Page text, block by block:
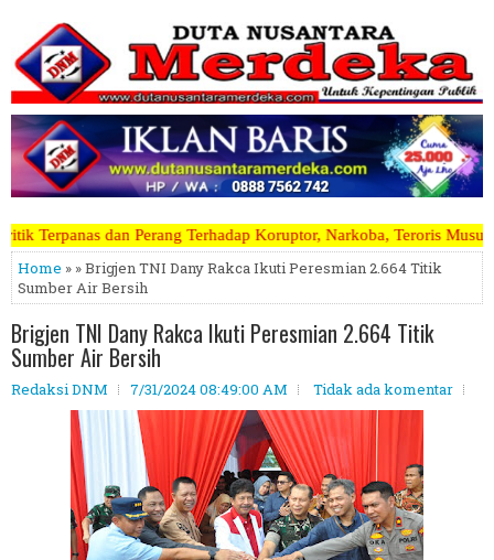
Koruptor, Narkoba, Teroris Musuh Rakyat ~~~~~>>>>>
Home » » Brigjen TNI Dany Rakca Ikuti Peresmian 2.664 Titik
Sumber Air Bersih
Brigjen TNI Dany Rakca Ikuti Peresmian 2.664 Titik
Sumber Air Bersih
Redaksi DNM 7/31/2024 08:49:00 AM Tidak ada komentar